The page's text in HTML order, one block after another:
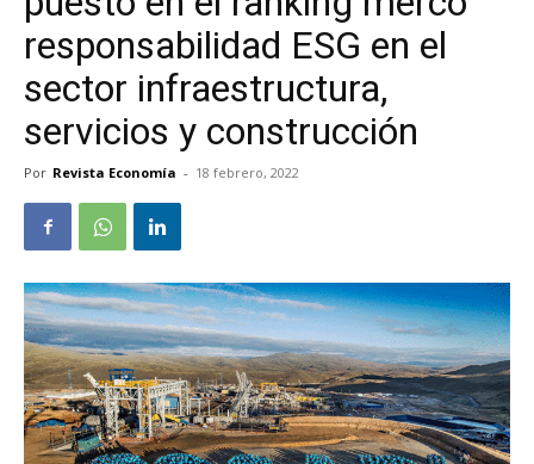
responsabilidad ESG en el
sector infraestructura,
servicios y construcción
Por Revista Economía - 18 febrero, 2022